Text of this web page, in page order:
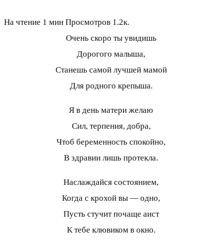
На чтение 1 мин Просмотров 1.2к.
Очень скоро ты увидишь
Дорогого малыша,
Станешь самой лучшей мамой
Для родного крепыша.
Я в день матери желаю
Сил, терпения, добра,
Чтоб беременность спокойно,
В здравии лишь протекла.
Наслаждайся состоянием,
Когда с крохой вы — одно,
Пусть стучит почаще аист
К тебе клювиком в окно.